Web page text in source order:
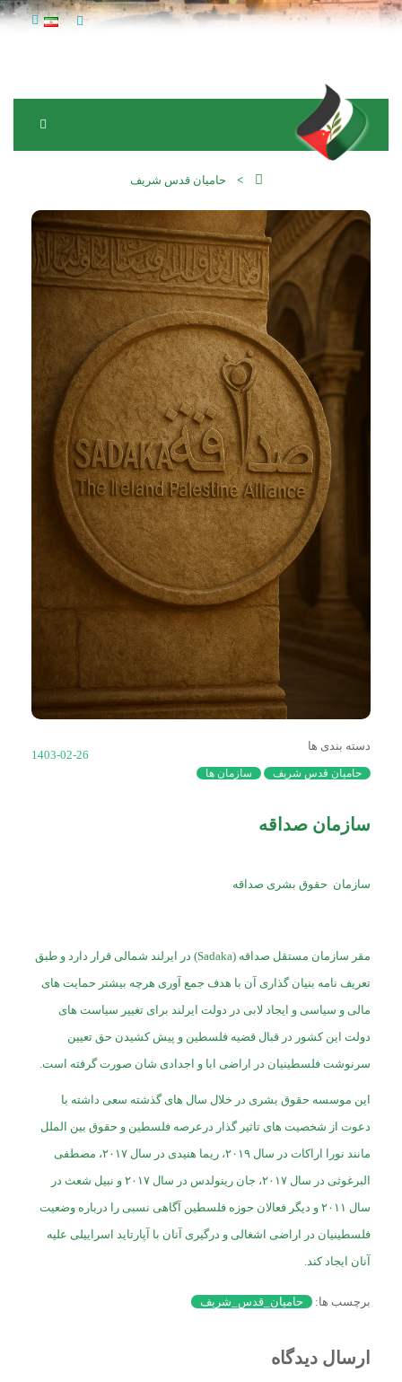
حامیان قدس شریف
1403-02-26
دسته بندی ها
حامیان قدس شریف سازمان ها
سازمان صداقه
سازمان حقوق بشری صداقه
مقر سازمان مستقل صداقه (Sadaka) در ایرلند شمالی قرار دارد و طبق
تعریف نامه بنیان گذاری آن با هدف جمع آوری هرچه بیشتر حمایت های
مالی و سیاسی و ایجاد لابی در دولت ایرلند برای تغییر سیاست های
دولت این کشور در قبال قضیه فلسطین و پیش کشیدن حق تعیین
سرنوشت فلسطینیان در اراضی ابا و اجدادی شان صورت گرفته است.
این موسسه حقوق بشری در خلال سال های گذشته سعی داشته با
دعوت از شخصیت های تاثیر گذار درعرصه فلسطین و حقوق بین الملل
مانند نورا اراکات در سال ۲۰۱۹، ریما هنیدی در سال ۲۰۱۷، مصطفی
البرغوثی در سال ۲۰۱۷، جان رینولدس در سال ۲۰۱۷ و نبیل شعث در
سال ۲۰۱۱ و دیگر فعالان حوزه فلسطین آگاهی نسبی را درباره وضعیت
فلسطینیان در اراضی اشغالی و درگیری آنان با آپارتاید اسراییلی علیه
آنان ایجاد کند.
برچسب ها: حامیان_قدس_شریف
ارسال دیدگاه